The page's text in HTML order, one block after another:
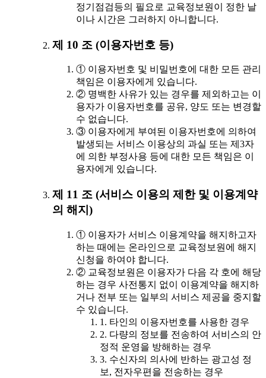
정기점검등의 필요로 교육정보원이 정한 날
이나 시간은 그러하지 아니합니다.
제 10 조 (이용자번호 등)
① 이용자번호 및 비밀번호에 대한 모든 관리
책임은 이용자에게 있습니다.
② 명백한 사유가 있는 경우를 제외하고는 이
용자가 이용자번호를 공유, 양도 또는 변경할
수 없습니다.
③ 이용자에게 부여된 이용자번호에 의하여
발생되는 서비스 이용상의 과실 또는 제3자
에 의한 부정사용 등에 대한 모든 책임은 이
용자에게 있습니다.
제 11 조 (서비스 이용의 제한 및 이용계약
의 해지)
① 이용자가 서비스 이용계약을 해지하고자
하는 때에는 온라인으로 교육정보원에 해지
신청을 하여야 합니다.
② 교육정보원은 이용자가 다음 각 호에 해당
하는 경우 사전통지 없이 이용계약을 해지하
거나 전부 또는 일부의 서비스 제공을 중지할
수 있습니다.
1. 타인의 이용자번호를 사용한 경우
2. 다량의 정보를 전송하여 서비스의 안
정적 운영을 방해하는 경우
3. 수신자의 의사에 반하는 광고성 정
보, 전자우편을 전송하는 경우